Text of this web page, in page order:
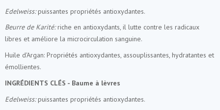
Edelweiss:puissantes propriétés antioxydantes.
Beurre de Karité:riche en antioxydants, il lutte contre les radicaux
libres et améliore la microcirculation sanguine.
Huile d'Argan: Propriétés antioxydantes, assouplissantes, hydratantes et
émollientes.
INGRÉDIENTS CLÉS - Baume à lèvres
Edelweiss:puissantes propriétés antioxydantes.